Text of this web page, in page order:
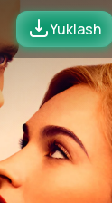
Yuklash